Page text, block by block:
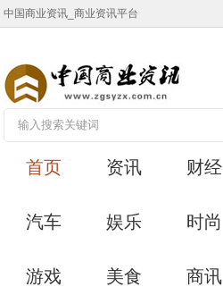
中国商业资讯_商业资讯平台
首页 资讯 财经
汽车 娱乐 时尚
游戏 美食 商讯